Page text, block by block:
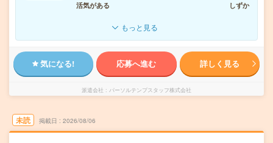
活気がある
しずか
もっと見る
気になる! 応募へ進む 詳しく見る
派遣会社 パーソルテンプスタッフ株式会社
未読 掲載日 2026/08/06